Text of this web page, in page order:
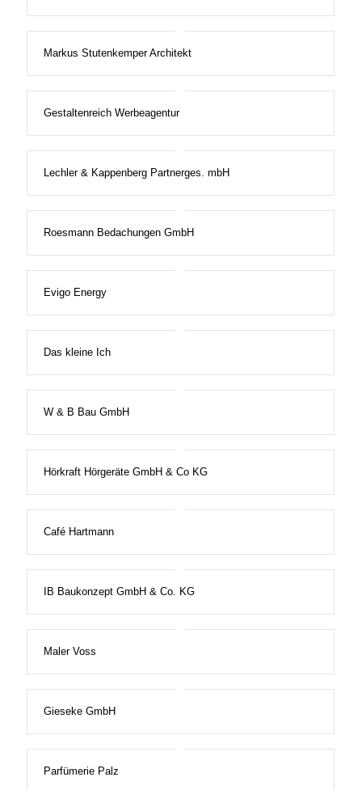
Markus Stutenkemper Architekt
Gestaltenreich Werbeagentur
Lechler & Kappenberg Partnerges. mbH
Roesmann Bedachungen GmbH
Evigo Energy
Das kleine Ich
W & B Bau GmbH
Hörkraft Hörgeräte GmbH & Co KG
Café Hartmann
IB Baukonzept GmbH & Co. KG
Maler Voss
Gieseke GmbH
Parfümerie Palz